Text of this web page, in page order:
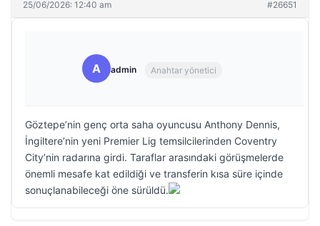
25/06/2026: 12:40 am #26651
A admin Anahtar yönetici
Göztepe’nin genç orta saha oyuncusu Anthony Dennis,
İngiltere’nin yeni Premier Lig temsilcilerinden Coventry
City’nin radarına girdi. Taraflar arasındaki görüşmelerde
önemli mesafe kat edildiği ve transferin kısa süre içinde
sonuçlanabileceği öne sürüldü.